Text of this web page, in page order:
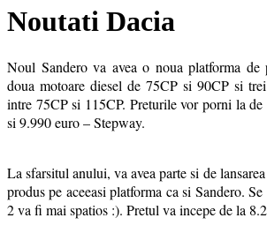
Noutati Dacia
Noul Sandero va avea o noua platforma de
doua motoare diesel de 75CP si 90CP si
intre 75CP si 115CP. Preturile vor porni la
si 9.990 euro – Stepway.
La sfarsitul anului, va avea parte si de
produs pe aceeasi platforma ca si Sandero.
2 va fi mai spatios :). Pretul va incepe de la